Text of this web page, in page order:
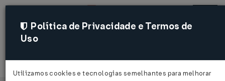
Acessar
Política de Privacidade e Termos de
Uso
Utilizamos cookies e tecnologias semelhantes para melhorar